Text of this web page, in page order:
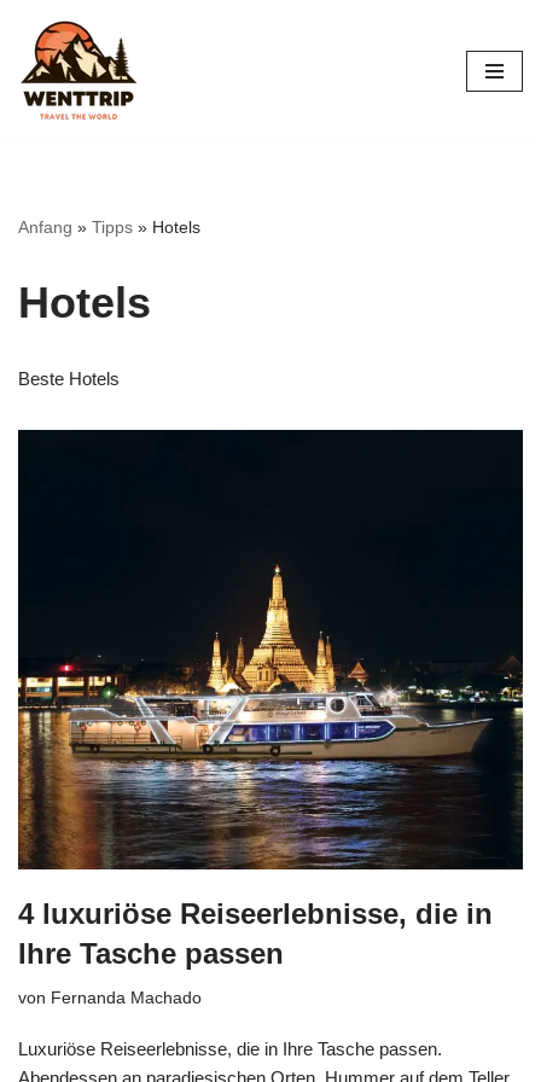
Zum
Inhalt
springen
Anfang » Tipps » Hotels
Hotels
Beste Hotels
4 luxuriöse Reiseerlebnisse, die in
Ihre Tasche passen
von Fernanda Machado
Luxuriöse Reiseerlebnisse, die in Ihre Tasche passen.